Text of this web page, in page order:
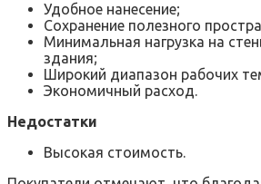
Удобное нанесение;
Сохранение полезного
Минимальная нагрузка на
здания;
Широкий диапазон рабочих
Экономичный расход.
Недостатки
Высокая стоимость.